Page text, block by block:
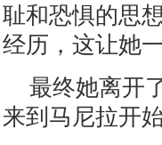
耻和恐惧的思
经历，这让她
最终她离开
来到马尼拉开